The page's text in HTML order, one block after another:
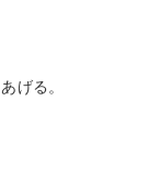
げる。